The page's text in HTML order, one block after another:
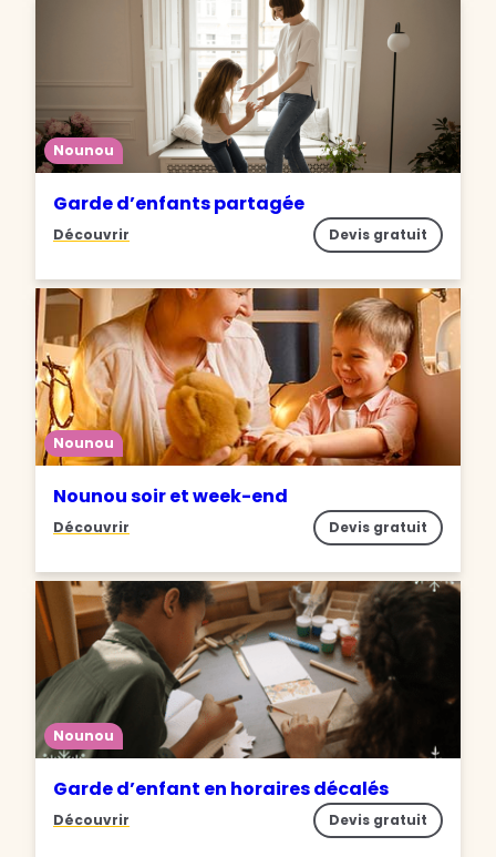
Nounou
Garde d’enfants partagée
Découvrir Devis gratuit
Nounou
Nounou soir et week-end
Découvrir Devis gratuit
Nounou
Garde d’enfant en horaires décalés
Découvrir Devis gratuit